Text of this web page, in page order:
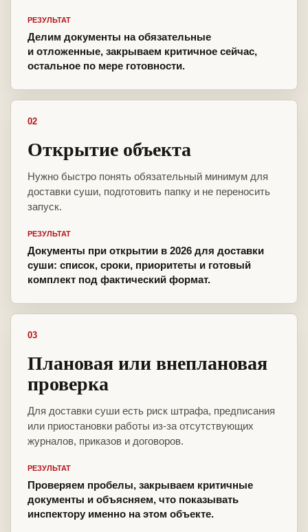
РЕЗУЛЬТАТ
Делим документы на обязательные
и отложенные, закрываем критичное сейчас,
остальное по мере готовности.
02
Открытие объекта
Нужно быстро понять обязательный минимум для
доставки суши, подготовить папку и не переносить
запуск.
РЕЗУЛЬТАТ
Документы при открытии в 2026 для доставки
суши: список, сроки, приоритеты и готовый
комплект под фактический формат.
03
Плановая или внеплановая
проверка
Для доставки суши есть риск штрафа, предписания
или приостановки работы из-за отсутствующих
журналов, приказов и договоров.
РЕЗУЛЬТАТ
Проверяем пробелы, закрываем критичные
документы и объясняем, что показывать
инспектору именно на этом объекте.